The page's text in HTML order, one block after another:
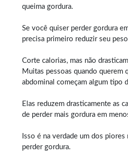
queima gordura.
Se você quiser perder gordura
precisa primeiro reduzir seu
Corte calorias, mas não
Muitas pessoas quando querem
abdominal começam algum tipo
Elas reduzem drasticamente as
de perder mais gordura em
Isso é na verdade um dos
perder gordura.